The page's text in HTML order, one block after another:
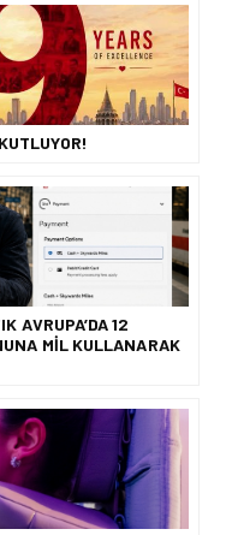
AVRUPA’DA 12
MIL KULLANARAK